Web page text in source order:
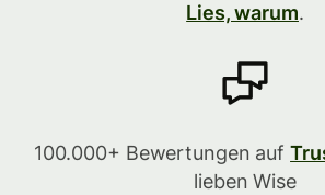
Lies, warum.
100.000+ Bewertungen auf
lieben Wise